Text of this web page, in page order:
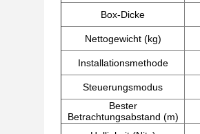
Box-Dicke
Nettogewicht (kg)
Installationsmethode
Steuerungsmodus
Bester
Betrachtungsabstand (m)